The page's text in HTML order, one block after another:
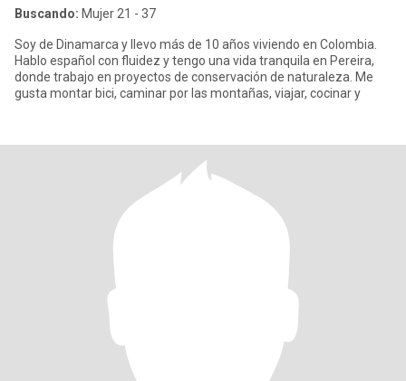
Buscando: Mujer 21 - 37
Soy de Dinamarca y llevo más de 10 años viviendo en Colombia.
Hablo español con fluidez y tengo una vida tranquila en Pereira,
donde trabajo en proyectos de conservación de naturaleza. Me
gusta montar bici, caminar por las montañas, viajar, cocinar y